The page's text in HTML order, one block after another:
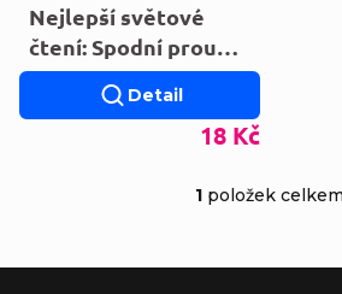
Nejlepší světové
čtení: Spodní proudy
/ Jabloňový sad /
Vypůjčený čas / Jak
18 Kč
Detail
1 položek celkem